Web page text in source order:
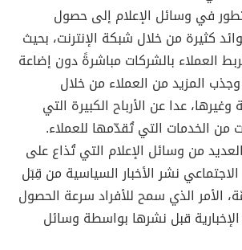
في وسائل الإعلام إلى حصول
كثيرة من خلال شبكة الإنترنت، بحيث
العملاء بالشركات مباشرةً دون إضاعة
وجذب المزيد من العملاء من خلال
وغيرها، عدا عن الأرباح الكبيرة التي
من الخدمات التي تُقدّمها للعملاء.
من وسائل الإعلام التي تُذاع على
نشر الأخبار السياسية من قِبَل
الأمر الذي سمح للأفراد سرعة الحصول
قبل نشرها بواسطة وسائل